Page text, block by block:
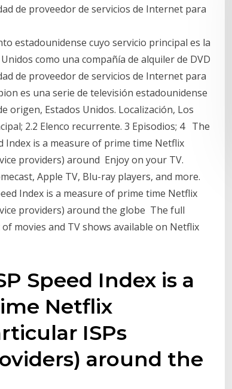
de proveedor de servicios de Internet para
estadounidense cuyo servicio principal es la
como una compañía de alquiler de DVD
de proveedor de servicios de Internet para
es una serie de televisión estadounidense
origen, Estados Unidos. Localización, Los
2.2 Elenco recurrente. 3 Episodios; 4 The
Index is a measure of prime time Netflix
providers) around Enjoy on your TV.
Apple TV, Blu-ray players, and more.
Index is a measure of prime time Netflix
providers) around the globe The full
movies and TV shows available on Netflix
Speed Index is a
Netflix
ISPs
around the